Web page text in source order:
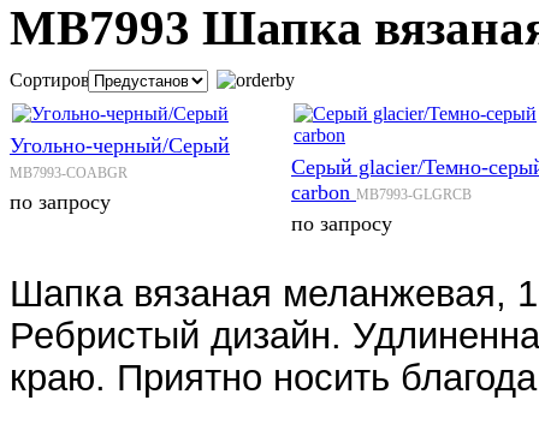
MB7993 Шапка
Сортировка:
Угольно-черный/Серый
MB7993-COABGR
по запросу
Серый glacier/Темно-
carbon MB7993-GLGRCB
по запросу
Шапка вязаная меланжевая,
Ребристый дизайн.
краю. Приятно носить